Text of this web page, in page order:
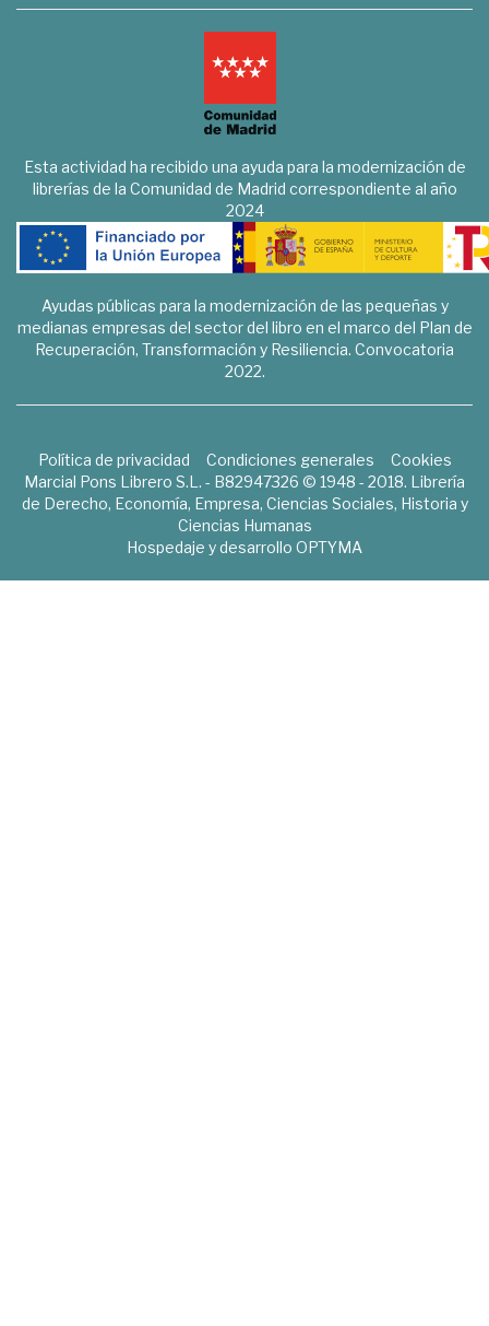
Esta actividad ha recibido una ayuda para la modernización de
librerías de la Comunidad de Madrid correspondiente al año
2024
Ayudas públicas para la modernización de las pequeñas y
medianas empresas del sector del libro en el marco del Plan de
Recuperación, Transformación y Resiliencia. Convocatoria
2022.
Política de privacidad Condiciones generales
Cookies
Marcial Pons Librero S.L. - B82947326 © 1948 - 2018. Librería
de Derecho, Economía, Empresa, Ciencias Sociales, Historia y
Ciencias Humanas
Hospedaje y desarrollo OPTYMA